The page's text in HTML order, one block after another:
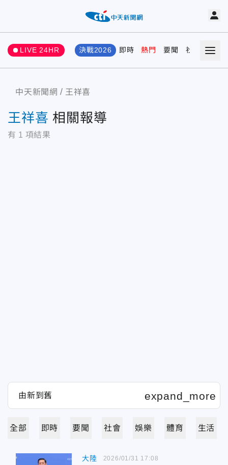
LIVE 24HR 決戰2026 即時 熱門 要聞 社會 娛樂
中天新聞網 王祥喜
王祥喜 相關報導
有 1 項結果
全部 即時 要聞 社會 娛樂 體育 生活
大陸 2026/01/31 17:08